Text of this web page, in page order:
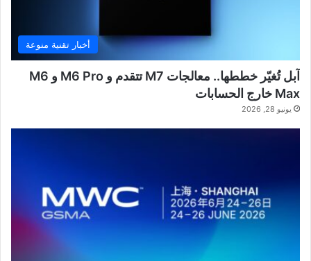
أخبار تقنية منوعة
آبل تُغيّر خططها.. معالجات M7 تتقدم و M6 Pro و M6
Max خارج الحسابات
يونيو 28, 2026